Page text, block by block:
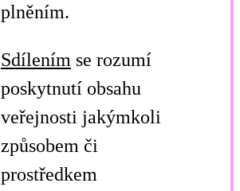
plněním.
Sdílením se rozumí
poskytnutí obsahu
veřejnosti jakýmkoli
způsobem či
prostředkem